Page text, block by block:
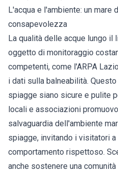
L'acqua e l'ambiente: un mare
consapevolezza
La qualità delle acque lungo il
oggetto di monitoraggio
competenti, come l'ARPA
i dati sulla balneabilità.
spiagge siano sicure e pulite
locali e associazioni
salvaguardia dell'ambiente
spiagge, invitando i visitatori
comportamento rispettoso.
anche sostenere una